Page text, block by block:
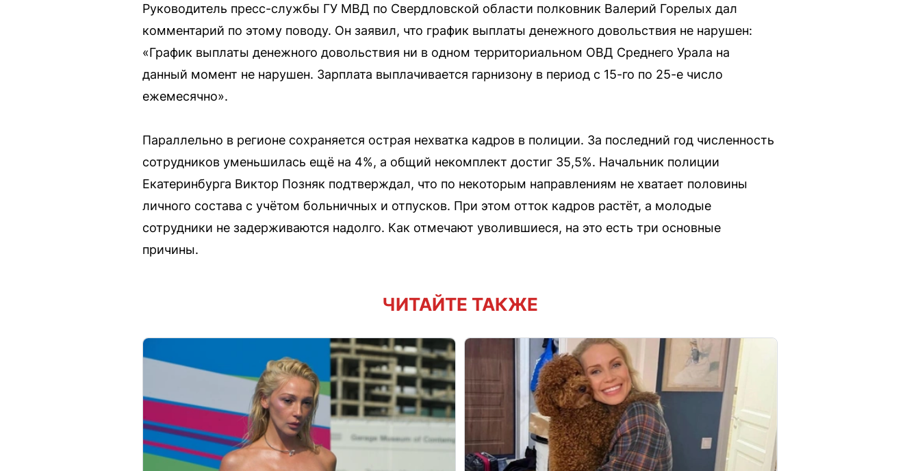
Руководитель пресс-службы ГУ МВД по Свердловской области полковник Валерий Горелых дал
комментарий по этому поводу. Он заявил, что график выплаты денежного довольствия не нарушен:
«График выплаты денежного довольствия ни в одном территориальном ОВД Среднего Урала на
данный момент не нарушен. Зарплата выплачивается гарнизону в период с 15-го по 25-е число
ежемесячно».
Параллельно в регионе сохраняется острая нехватка кадров в полиции. За последний год численность
сотрудников уменьшилась ещё на 4%, а общий некомплект достиг 35,5%. Начальник полиции
Екатеринбурга Виктор Позняк подтверждал, что по некоторым направлениям не хватает половины
личного состава с учётом больничных и отпусков. При этом отток кадров растёт, а молодые
сотрудники не задерживаются надолго. Как отмечают уволившиеся, на это есть три основные
причины.
ЧИТАЙТЕ ТАКЖЕ